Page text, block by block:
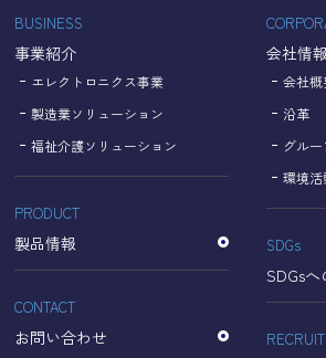
【Googleのプライバシーポリシー】
https://policies.google.com/
https://policies.google.com/
hl=ja
個人情報に関するお問い
名古屋理研電具株式会社
TEL：052-833-1248
BUSINESS
事業紹介
エレクトロニクス事業
製造業ソリューション
福祉介護ソリューション
PRODUCT
製品情報
CONTACT
お問い合わせ
会社情
会社概
沿革
グル
環境活
SDGs
SDGs
RECRUIT